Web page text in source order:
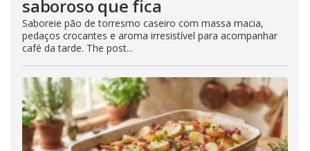
saboroso que fica
Saboreie pão de torresmo caseiro com massa macia,
pedaços crocantes e aroma irresistível para acompanhar
café da tarde. The post...